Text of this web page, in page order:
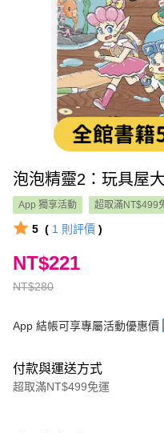
泡泡精靈2：玩具屋
App 獨享活動 超取滿NT$499
5 ( 1 則評價 )
NT$280
NT$221
App 結帳可享專屬活動優惠價
付款與運送方式
超取滿NT$499免運